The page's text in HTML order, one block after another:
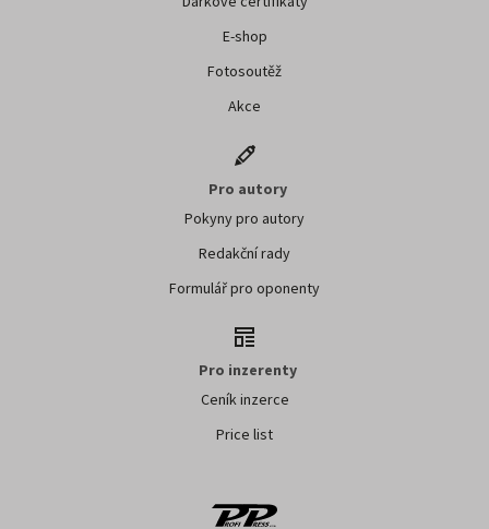
E-shop
Fotosoutěž
Akce
Pro autory
Pokyny pro autory
Redakční rady
Formulář pro oponenty
Pro inzerenty
Ceník inzerce
Price list